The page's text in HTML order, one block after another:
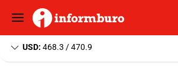
USD: 468.3 / 470.9